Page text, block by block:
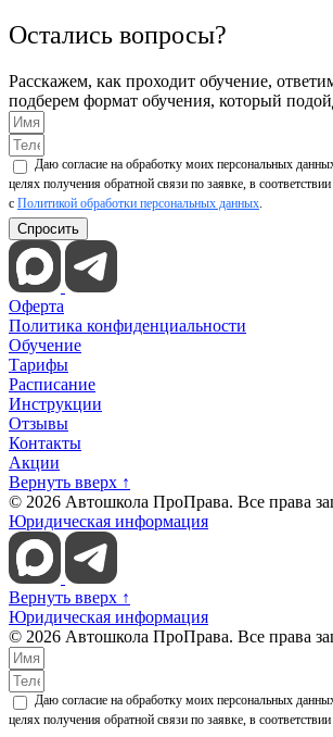
Остались вопросы?
Расскажем, как проходит обучение,
подберем формат обучения, который
Даю согласие на обработку моих персональных
целях получения обратной связи по заявке, в соответствии
с Политикой обработки персональных данных.
Спросить
Оферта
Политика конфиденциальности
Обучение
Тарифы
Расписание
Инструкции
Отзывы
Контакты
Акции
Вернуть вверх ↑
© 2026 Автошкола ПроПрава. Все права
Юридическая информация
Вернуть вверх ↑
Юридическая информация
© 2026 Автошкола ПроПрава. Все права
Даю согласие на обработку моих персональных
целях получения обратной связи по заявке, в соответствии